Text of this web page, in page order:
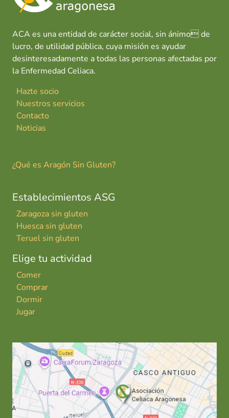
ACA es una entidad de carácter social, sin ánimo de
lucro, de utilidad pública, cuya misión es ayudar
desinteresadamente a todas las personas afectadas por
la Enfermedad Celiaca.
Hazte socio
Nuestros servicios
Contacto
Noticias
¿Qué es Aragón Sin Gluten?
Establecimientos ASG
Zaragoza sin gluten
Huesca sin gluten
Teruel sin gluten
Elige tu actividad
Comer
Comprar
Dormir
Jugar